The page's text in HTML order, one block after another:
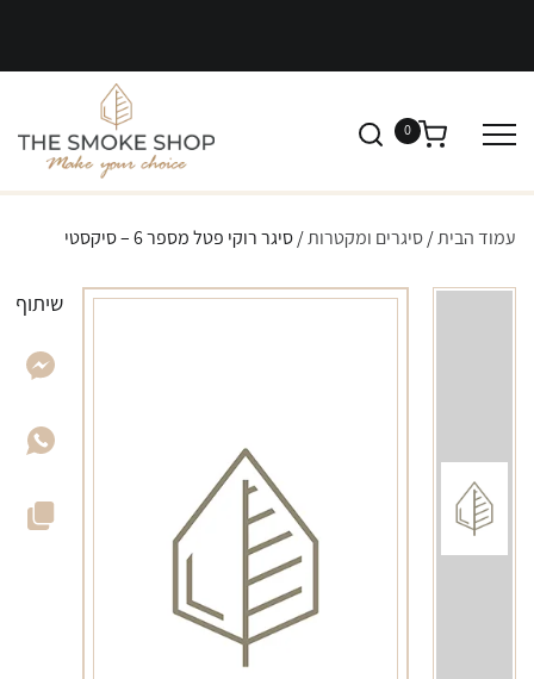
0
עמוד הבית/סיגרים ומקטרות/ סיגר רוקי פטל מספר 6 – סיקסטי
שיתוף